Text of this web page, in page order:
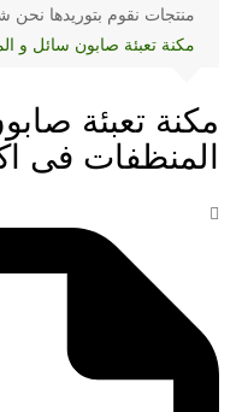
منتجات نقوم بتوريدها
مكنة تعبئة صابون سائل و
مكنة تعبئة
المنظفات فى